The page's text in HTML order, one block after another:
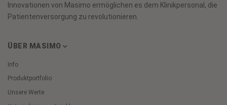
Innovationen von Masimo ermöglichen es dem Klinikpersonal, die
Patientenversorgung zu revolutionieren.
ÜBER MASIMO
Info
Produktportfolio
Unsere Werte